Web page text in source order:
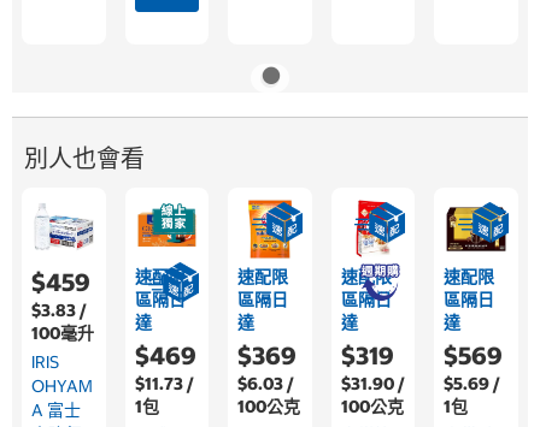
別人也會看
$459
$3.83 /
100毫升
IRIS
OHYAM
A 富士
速配限
區隔日
達
$469
$11.73 /
1包
速配限
區隔日
達
$369
$6.03 /
100公克
速配限
區隔日
達
$319
$31.90 /
100公克
速配限
區隔日
達
$569
$5.69 /
1包